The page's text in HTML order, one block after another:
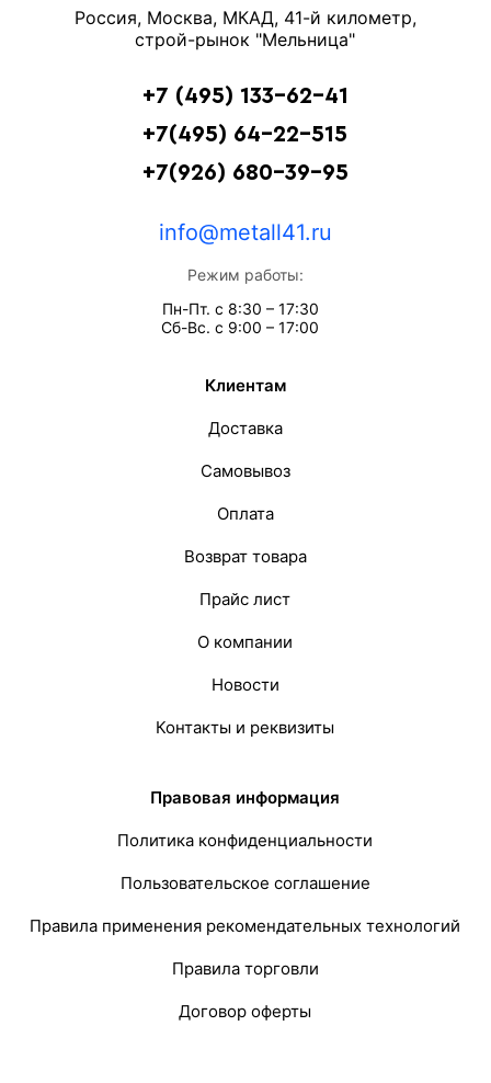
Россия, Москва, МКАД, 41-й километр,
строй-рынок "Мельница"
+7 (495) 133-62-41
+7(495) 64-22-515
+7(926) 680-39-95
info@metall41.ru
Режим работы:
Пн-Пт. с 8:30 – 17:30
Сб-Вс. с 9:00 – 17:00
Клиентам
Доставка
Самовывоз
Оплата
Возврат товара
Прайс лист
О компании
Новости
Контакты и реквизиты
Правовая информация
Политика конфиденциальности
Пользовательское соглашение
Правила применения рекомендательных технологий
Правила торговли
Договор оферты